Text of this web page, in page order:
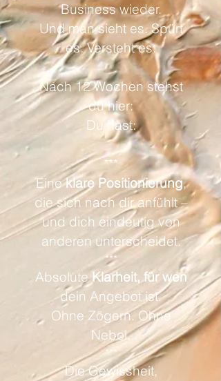
Business wieder.
Und man sieht es. Spürt
es. Versteht es.
Nach 12 Wochen stehst
du hier:
Du hast:
​***
Eineklare Positionierung,
die sich nach dir anfühlt –
und dich eindeutig von
anderen unterscheidet.
***
Absolute Klarheit, für wen
dein Angebot ist.
Ohne Zögern. Ohne
Nebel.
***
Die Gewissheit,